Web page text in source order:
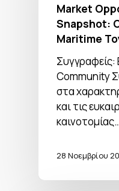
Market
Snapshot:
Maritime
Συγγραφείς:
Community
στα
και τις
καινοτομίας…
28 Νοεμβρίου